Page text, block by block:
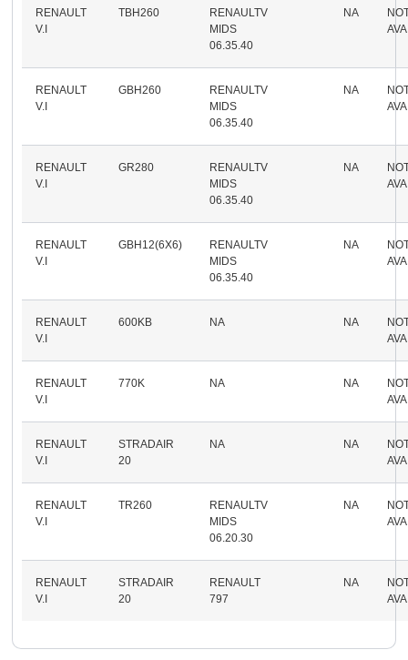
RENAULT
V.I
TBH260
RENAULTV
MIDS
06.35.40
NA
RENAULT
V.I
GBH260
RENAULTV
MIDS
06.35.40
NA
RENAULT
V.I
GR280
RENAULTV
MIDS
06.35.40
NA
RENAULT
V.I
GBH12(6X6)
RENAULTV
MIDS
06.35.40
NA
RENAULT
V.I
600KB NA NA
RENAULT
V.I
770K NA NA
RENAULT
V.I
STRADAIR
20
NA NA
RENAULT
V.I
TR260
RENAULTV
MIDS
06.20.30
NA
RENAULT
V.I
STRADAIR
20
RENAULT
797
NA